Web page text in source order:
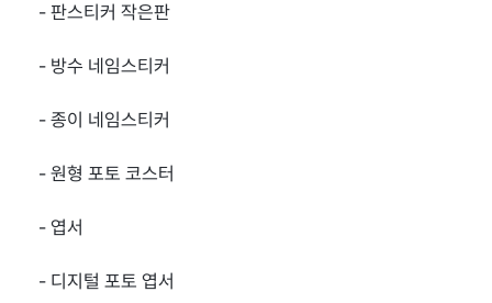
- 판스티커 작은판
- 방수 네임스티커
- 종이 네임스티커
- 원형 포토 코스터
- 엽서
- 디지털 포토 엽서